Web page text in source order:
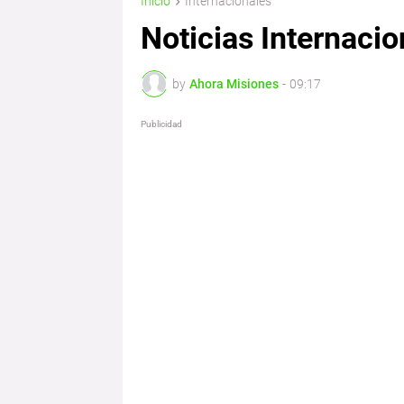
Noticias
by Ahora Misiones - 09:17
Publicidad